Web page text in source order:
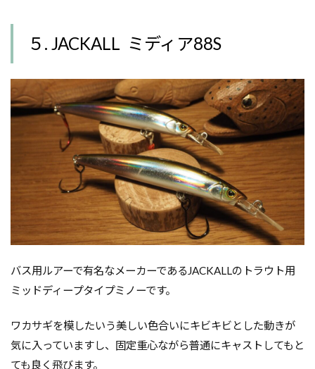
５. JACKALL ミディア88S
バス用ルアーで有名なメーカーであるJACKALLのトラウト用
ミッドディープタイプミノーです。
ワカサギを模したいう美しい色合いにキビキビとした動きが
気に入っていますし、固定重心ながら普通にキャストしてもと
ても良く飛びます。